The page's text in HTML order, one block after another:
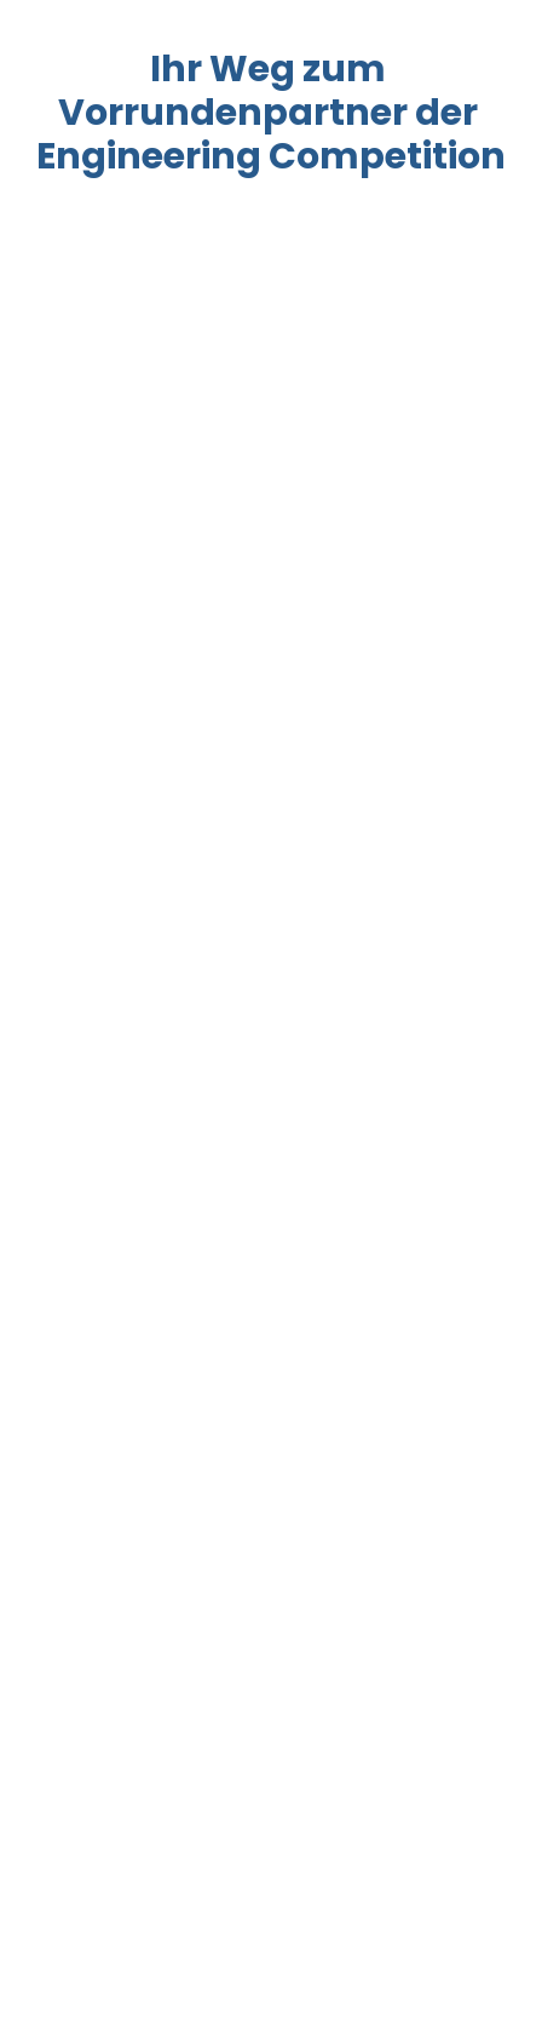
Ihr Weg zum
Vorrundenpartner der
Engineering Competition